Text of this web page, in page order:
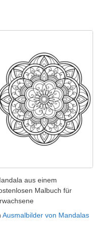
aus einem
Malbuch für
Ausmalbilder von Mandalas